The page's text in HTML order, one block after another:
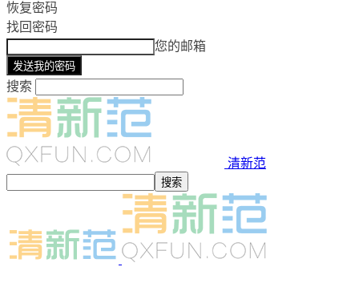
恢复密码
找回密码
您的邮箱
搜索
清新范